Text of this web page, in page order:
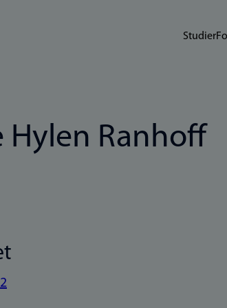
Studier
Hylen Ranhoff